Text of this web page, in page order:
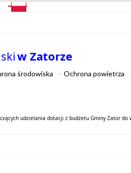
w Zatorze
środowiska Ochrona powietrza
udzielania dotacji z budżetu Gminy Zator do